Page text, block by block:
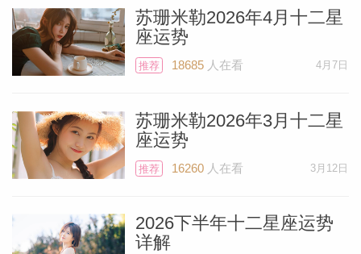
个人资
还有其他的可能性。你的公司可能会迁址到
新的总部，或者你还是在同一栋大楼工作，
帮助你更高效地完成工作。
小型的家养宠物属于你的第六宫范畴，因此
子行为异常而带它去宠物医院做检查。
苏珊米勒2026年4月十二星
座运势
推荐 18685人在看 4月7日
苏珊米勒2026年3月十二星
座运势
推荐 16260人在看 3月12日
2026下半年十二星座运势
详解